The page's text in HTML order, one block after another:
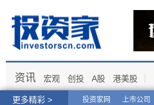
更多精彩 > 投资家网 上市公司
资讯 宏观 创投 A股 港美股